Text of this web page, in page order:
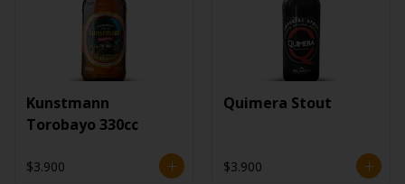
Kunstmann
Torobayo 330cc
$3.900
Quimera Stout
$3.900